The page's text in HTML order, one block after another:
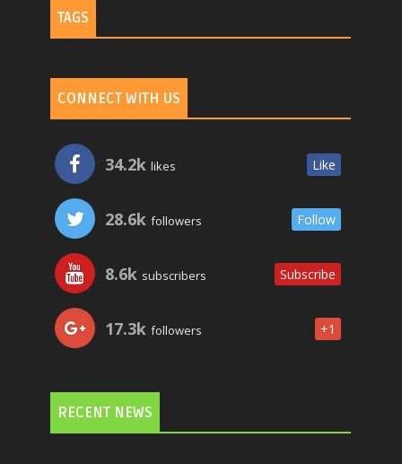
TAGS
CONNECT WITH US
34.2k likes Like
28.6k followers Follow
8.6k subscribers Subscribe
17.3k followers +1
RECENT NEWS